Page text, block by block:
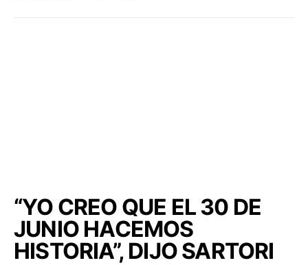
“YO CREO QUE EL 30 DE
JUNIO HACEMOS
HISTORIA”, DIJO SARTORI